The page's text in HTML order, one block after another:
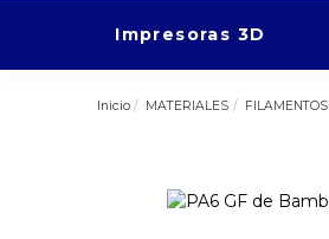
Impresoras 3D
Inicio MATERIALES FILAMENTOS